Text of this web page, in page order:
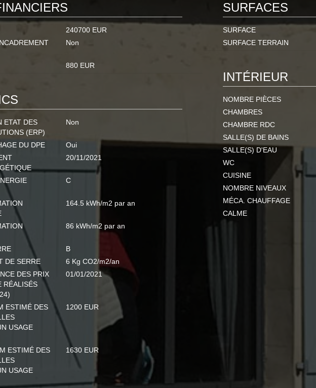
240700 EUR
Non
880 EUR
SURFACES
SURFACE
SURFACE TERRAIN
INTÉRIEUR
NOMBRE PIÈCES
CHAMBRES
CHAMBRE RDC
SALLE(S) DE BAINS
SALLE(S) D'EAU
WC
CUISINE
NOMBRE NIVEAUX
MÉCA. CHAUFFAGE
CALME
ETAT DES
(ERP)
Non
DU DPE
Oui
20/11/2021
C
164.5 kWh/m2 par an
86 kWh/m2 par an
B
DE SERRE
6 Kg CO2/m2/an
DES PRIX
RÉALISÉS
01/01/2021
ESTIMÉ DES
USAGE
1200 EUR
ESTIMÉ DES
USAGE
1630 EUR